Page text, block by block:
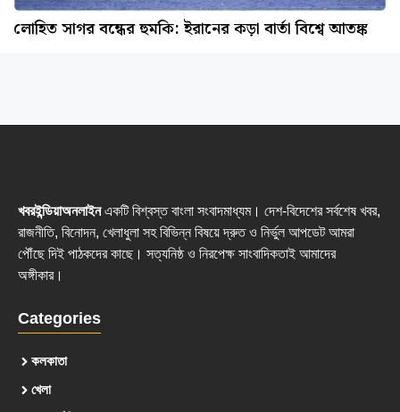
লোহিত সাগর বন্ধের হুমকি: ইরানের কড়া বার্তা বিশ্বে আতঙ্ক
খবরইন্ডিয়াঅনলাইনএকটি বিশ্বস্ত বাংলা সংবাদমাধ্যম। দেশ-বিদেশের সর্বশেষ খবর,
রাজনীতি, বিনোদন, খেলাধুলা সহ বিভিন্ন বিষয়ে দ্রুত ও নির্ভুল আপডেট আমরা
পৌঁছে দিই পাঠকদের কাছে। সত্যনিষ্ঠ ও নিরপেক্ষ সাংবাদিকতাই আমাদের
অঙ্গীকার।
Categories
কলকাতা
খেলা